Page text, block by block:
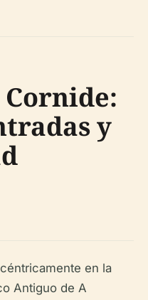
y
en la
Antiguo de A